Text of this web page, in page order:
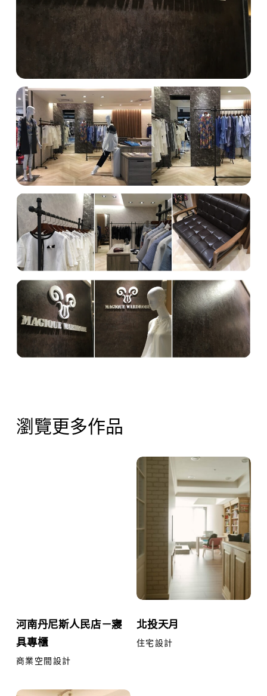
瀏覽更多作品
寢
具
專
南
丹
尼
商業空間設計
河南丹尼斯人民店－寢
具專櫃
北
投
天
投
天
住宅設計
北投天月